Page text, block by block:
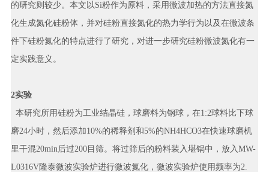
的研究则较少。本文以Si粉作为原料，采用微波加热的方法直接氮
化生成氮化硅粉体，并对硅粉直接氮化的热力学行为以及在微波条
件下硅粉氮化的特点进行了研究，对进一步研究硅粉微波氮化有一
定实践意义。
2实验
本研究所用硅粉为工业结晶硅，球磨料为钢球，在1:2球料比下球
磨24小时，然后添加10%的稀释剂和5%的NH4HCO3在快速球磨机
里干混20min后过200目筛。将过筛后的粉料装入堪锅中，放入MW-
L0316V隆泰微波实验炉进行微波氮化，微波实验炉使用频率为2.